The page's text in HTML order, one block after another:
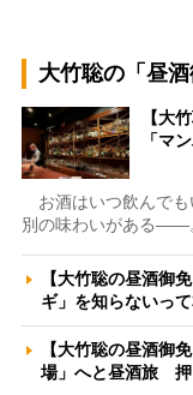
大竹聡の「昼酒
【大
「マ
お酒はいつ飲んでも
別の味わいがある――
【大竹聡の昼酒御
ギ」を知らないっ
【大竹聡の昼酒御
場」へと昼酒旅